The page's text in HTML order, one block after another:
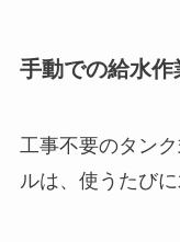
手動での給水作
工事不要のタン
ルは、使うたび